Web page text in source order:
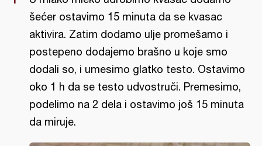
šećer ostavimo 15 minuta da se kvasac
aktivira. Zatim dodamo ulje promešamo i
postepeno dodajemo brašno u koje smo
dodali so, i umesimo glatko testo. Ostavimo
oko 1 h da se testo udvostruči. Premesimo,
podelimo na 2 dela i ostavimo još 15 minuta
da miruje.